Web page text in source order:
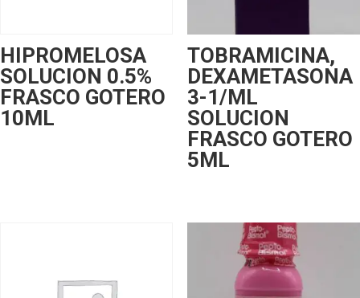
HIPROMELOSA
SOLUCION 0.5%
FRASCO GOTERO
10ML
TOBRAMICINA,
DEXAMETASONA
3-1/ML
SOLUCION
FRASCO GOTERO
5ML